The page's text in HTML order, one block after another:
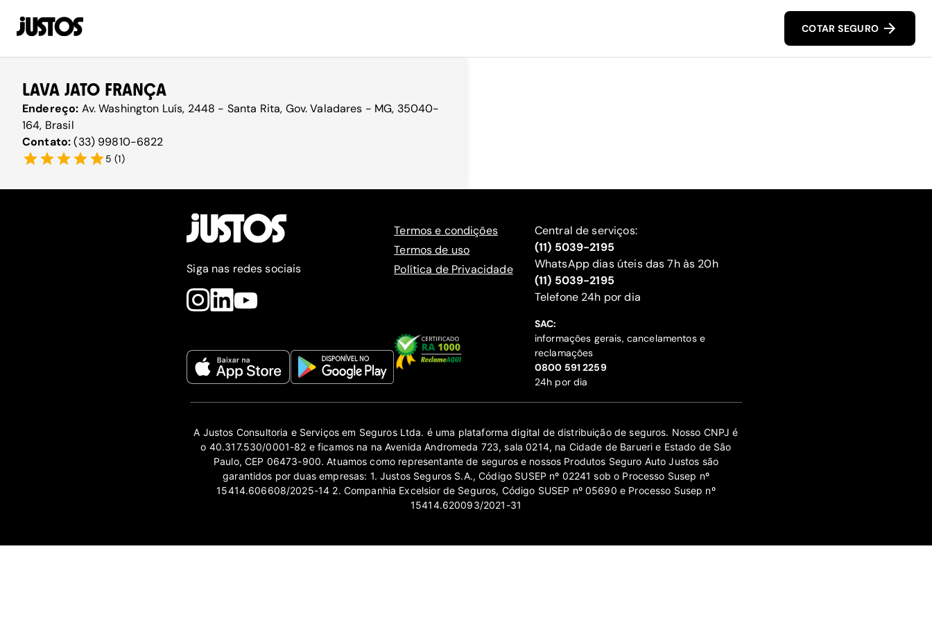
COTAR SEGURO
LAVA JATO FRANÇA
Endereço: Av. Washington Luís, 2448 - Santa Rita, Gov. Valadares - MG, 35040-
164, Brasil
Contato:(33) 99810-6822
5 (1)
Siga nas redes sociais
Termos e condições
Termos de uso
Política de Privacidade
Central de serviços:
(11) 5039-2195
WhatsApp dias úteis das 7h às 20h
(11) 5039-2195
‍Telefone 24h por dia
SAC:
informações gerais, cancelamentos e
reclamações
‍0800 591 2259
24h por dia
A Justos Consultoria e Serviços em Seguros Ltda. é uma plataforma digital de distribuição de seguros. Nosso CNPJ é
o 40.317.530/0001-82 e ficamos na na Avenida Andromeda 723, sala 0214, na Cidade de Barueri e Estado de São
Paulo, CEP 06473-900. Atuamos como representante de seguros e nossos Produtos Seguro Auto Justos são
garantidos por duas empresas: 1. Justos Seguros S.A., Código SUSEP nº 02241 sob o Processo Susep nº
15414.606608/2025-14 2. Companhia Excelsior de Seguros, Código SUSEP nº 05690 e Processo Susep nº
15414.620093/2021-31